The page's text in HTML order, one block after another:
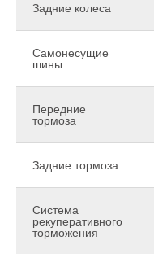
Задние колеса
Самонесущие
шины
Передние
тормоза
Задние тормоза
Система
рекуперативного
торможения